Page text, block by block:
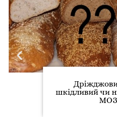
шкідливий чи
МОЗ